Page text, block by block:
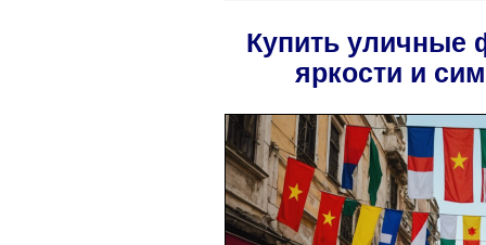
Купить уличные
яркости и